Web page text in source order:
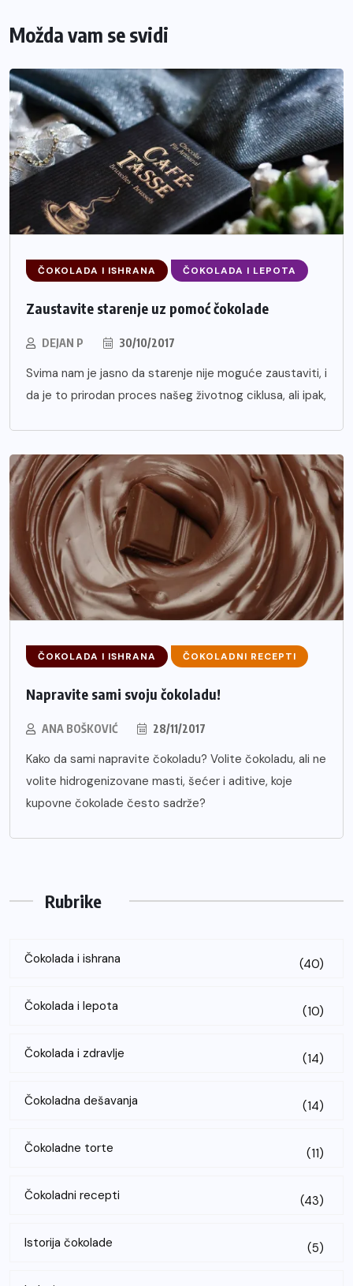
Možda vam se svidi
ČOKOLADA I ISHRANA ČOKOLADA I LEPOTA
Zaustavite starenje uz pomoć čokolade
DEJAN P 30/10/2017
Svima nam je jasno da starenje nije moguće zaustaviti, i
da je to prirodan proces našeg životnog ciklusa, ali ipak,
ČOKOLADA I ISHRANA ČOKOLADNI RECEPTI
Napravite sami svoju čokoladu!
ANA BOŠKOVIĆ 28/11/2017
Kako da sami napravite čokoladu? Volite čokoladu, ali ne
volite hidrogenizovane masti, šećer i aditive, koje
kupovne čokolade često sadrže?
Rubrike
Čokolada i ishrana (40)
Čokolada i lepota (10)
Čokolada i zdravlje (14)
Čokoladna dešavanja (14)
Čokoladne torte (11)
Čokoladni recepti (43)
Istorija čokolade (5)